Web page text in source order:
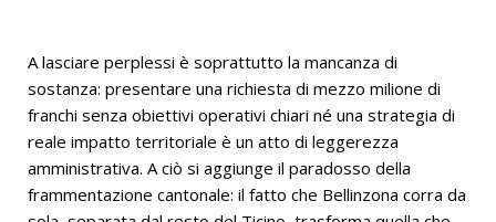
A lasciare perplessi è soprattutto la mancanza di
sostanza: presentare una richiesta di mezzo milione di
franchi senza obiettivi operativi chiari né una strategia di
reale impatto territoriale è un atto di leggerezza
amministrativa. A ciò si aggiunge il paradosso della
frammentazione cantonale: il fatto che Bellinzona corra da